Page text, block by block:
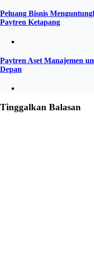
Peluang Bisnis
Paytren Ketapang
Paytren Aset Manajemen
Depan
Tinggalkan Balasan